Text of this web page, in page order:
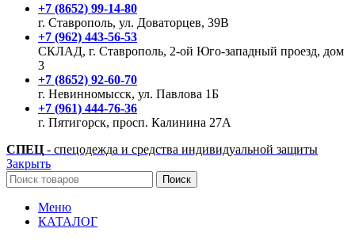
+7 (8652) 99-14-80
г. Ставрополь, ул. Доваторцев, 39В
+7 (962) 443-56-53
СКЛАД, г. Ставрополь, 2-ой Юго-западный проезд, дом
3
+7 (8652) 92-60-70
г. Невинномысск, ул. Павлова 1Б
+7 (961) 444-76-36
г. Пятигорск, просп. Калинина 27А
СПЕЦ - спецодежда и средства индивидуальной защиты
Закрыть
Поиск
Меню
КАТАЛОГ